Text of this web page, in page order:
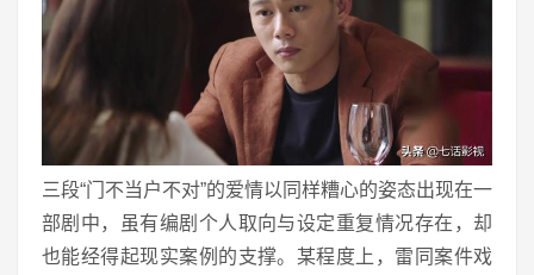
三段“门不当户不对”的爱情以同样糟心的姿态出现在一
部剧中，虽有编剧个人取向与设定重复情况存在，却
也能经得起现实案例的支撑。某程度上，雷同案件戏